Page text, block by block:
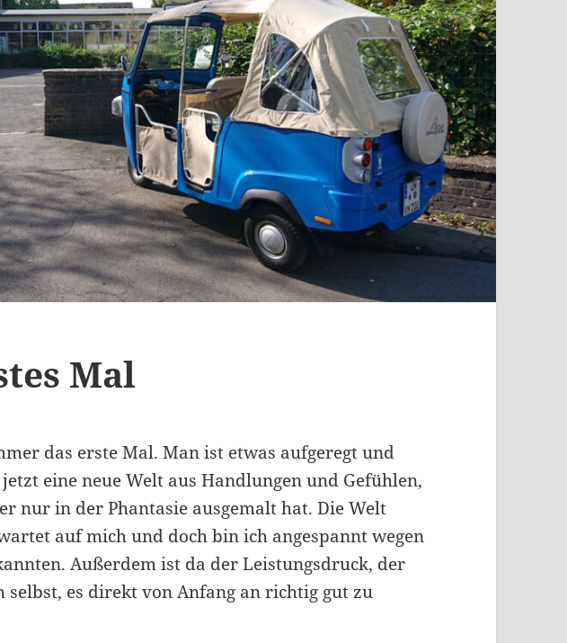
Mal
das erste Mal. Man ist etwas aufgeregt und
eine neue Welt aus Handlungen und Gefühlen,
nur in der Phantasie ausgemalt hat. Die Welt
auf mich und doch bin ich angespannt wegen
Außerdem ist da der Leistungsdruck, der
selbst, es direkt von Anfang an richtig gut zu